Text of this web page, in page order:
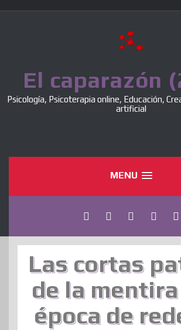
El caparazón
Psicología, Psicoterapia online, Educación,
artificial
MENU
Las cortas
de la
época de